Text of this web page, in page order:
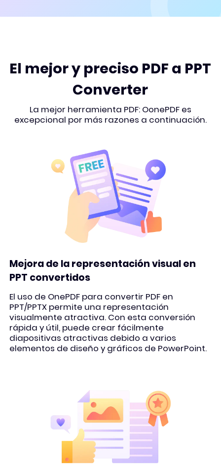
El mejor y preciso PDF a PPT
Converter
La mejor herramienta PDF: OonePDF es
excepcional por más razones a continuación.
Mejora de la representación visual en
PPT convertidos
El uso de OnePDF para convertir PDF en
PPT/PPTX permite una representación
visualmente atractiva. Con esta conversión
rápida y útil, puede crear fácilmente
diapositivas atractivas debido a varios
elementos de diseño y gráficos de PowerPoint.